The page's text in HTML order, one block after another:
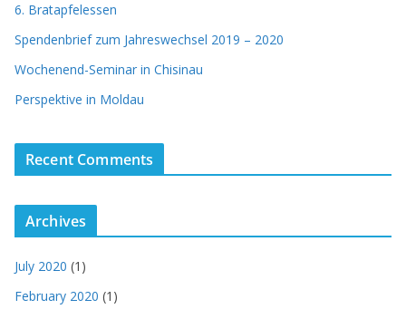
6. Bratapfelessen
Spendenbrief zum Jahreswechsel 2019 – 2020
Wochenend-Seminar in Chisinau
Perspektive in Moldau
Recent Comments
Archives
July 2020 (1)
February 2020 (1)